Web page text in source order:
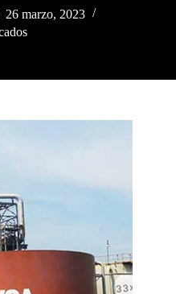
26 marzo, 2023